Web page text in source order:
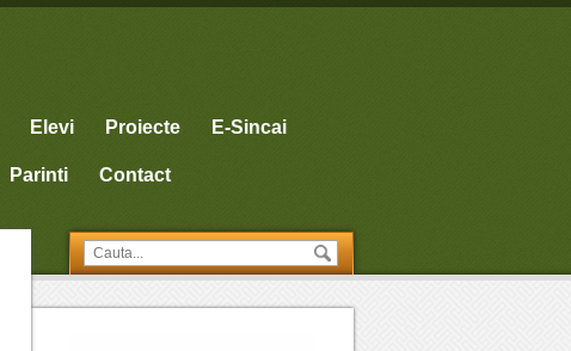
Elevi Proiecte E-Sincai
Parinti Contact